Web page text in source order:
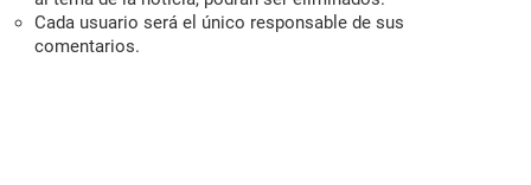
Cada usuario será el único responsable de sus
comentarios.